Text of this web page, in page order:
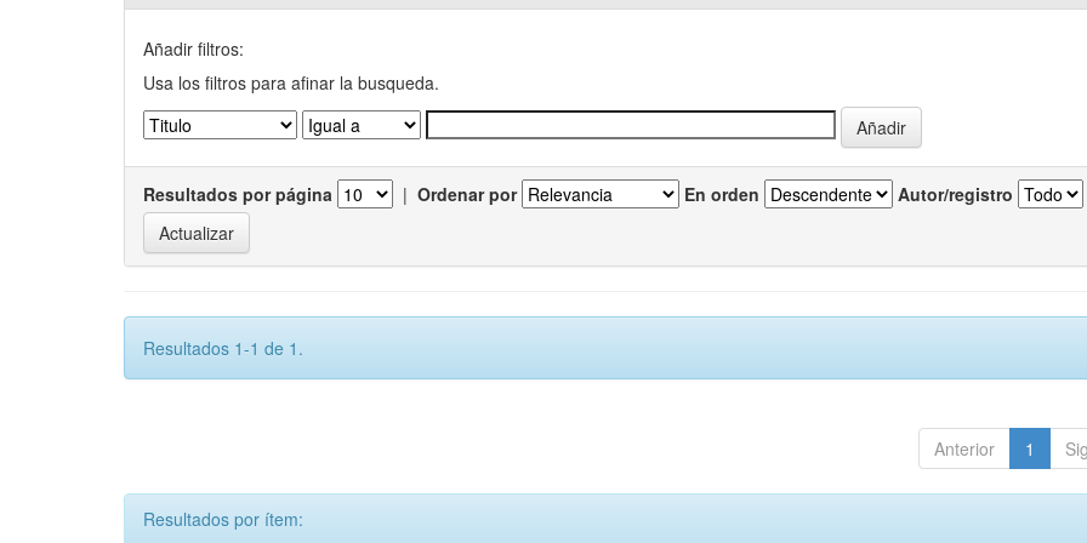
Añadir filtros:
Usa los filtros para afinar la busqueda.
Resultados por página | Ordenar por En orden Autor/registro
Resultados 1-1 de 1.
Anterior 1
Resultados por ítem: